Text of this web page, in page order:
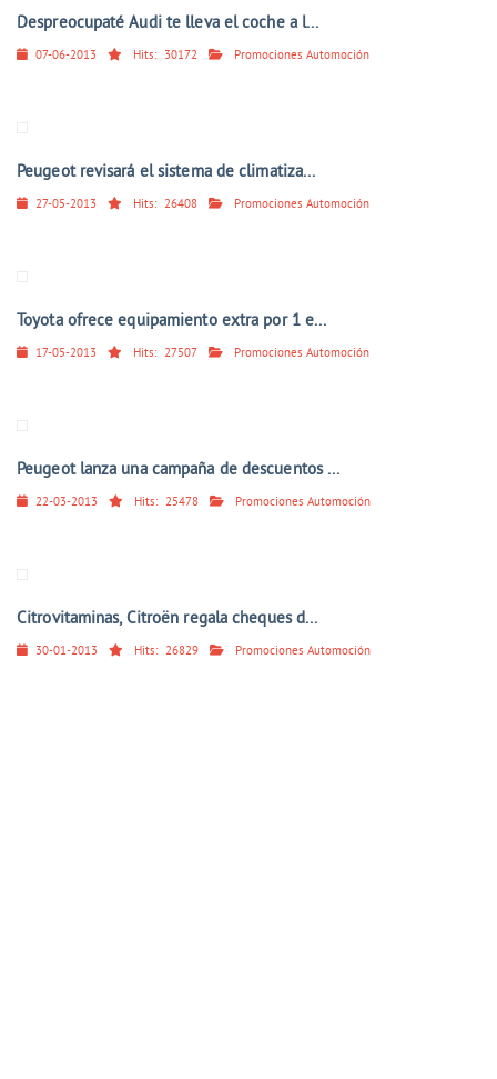
Despreocupaté Audi te lleva el coche a l...
07-06-2013 Hits: 30172 Promociones Automoción
Peugeot revisará el sistema de climatiza...
27-05-2013 Hits: 26408 Promociones Automoción
Toyota ofrece equipamiento extra por 1 e...
17-05-2013 Hits: 27507 Promociones Automoción
Peugeot lanza una campaña de descuentos ...
22-03-2013 Hits: 25478 Promociones Automoción
Citrovitaminas, Citroën regala cheques d...
30-01-2013 Hits: 26829 Promociones Automoción